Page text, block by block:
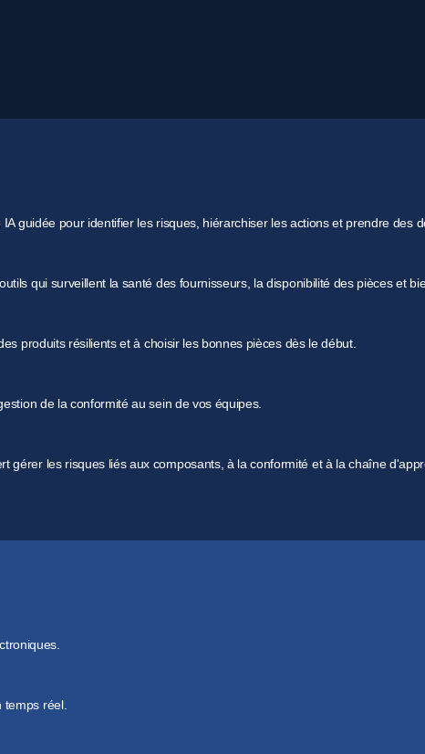
guidée pour identifier les risques, hiérarchiser les actions et prendre des
qui surveillent la santé des fournisseurs, la disponibilité des pièces et
produits résilients et à choisir les bonnes pièces dès le début.
de la conformité au sein de vos équipes.
gérer les risques liés aux composants, à la conformité et à la chaîne
réel.
les normes environnementales mondiales grâce à
que RoHS, REACH et POP, notre outil fournit un score de
les risques juridiques et démontrez votre engagement en
mondiales, notamment RoHS, REACH et POP.
à vos composants et matériaux.
les risques potentiels.
d'éviter des violations coûteuses.